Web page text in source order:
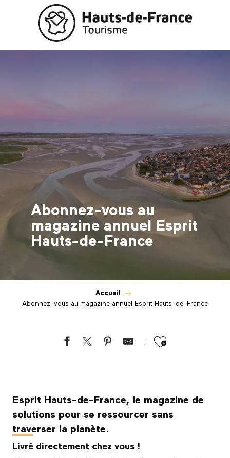
Abonnez-vous au
magazine annuel Esprit
Hauts-de-France
Accueil
Abonnez-vous au magazine annuel Esprit Hauts-de-France
Ajouter
Esprit Hauts-de-France, le magazine de
solutions pour se ressourcer sans
traverser la planète.
Livré directement chez vous !